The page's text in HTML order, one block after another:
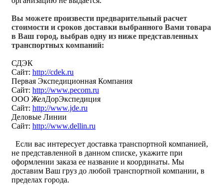
Вы можете произвести предварительный расчет
стоимости и сроков доставки выбранного Вами товара
в Ваш город, выбрав одну из ниже представленных
транспортных компаний:
СДЭК
Сайт: http://cdek.ru
Первая Экспедиционная Компания
Сайт: http://www.pecom.ru
ООО ЖелДорЭкспедиция
Сайт: http://www.jde.ru
Деловые Линии
Сайт: http://www.dellin.ru
Если вас интересует доставка транспортной компанией,
не представленной в данном списке, укажите при
оформлении заказа ее название и координаты. Мы
доставим Ваш груз до любой транспортной компании, в
пределах города.